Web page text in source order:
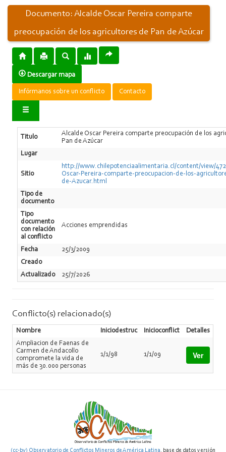
Documento: Alcalde Oscar Pereira comparte
preocupación de los agricultores de Pan de Azúcar
Descargar mapa
Infórmanos sobre un conflicto Contacto
Titulo
Alcalde Oscar Pereira comparte preocupación de los
Pan de Azúcar
Lugar
Sitio
http://www.chilepotenciaalimentaria.cl/content/view/
Oscar-Pereira-comparte-preocupacion-de-los-
de-Azucar.html
Tipo de
documento
Tipo
documento
con relación
al conflicto
Acciones emprendidas
Fecha
25/3/2009
Creado
Actualizado
25/7/2026
Conflicto(s) relacionado(s)
Nombre Iniciodestruc Inicioconflict
Detalles
Ampliacion de Faenas de
Carmen de Andacollo
compromete la vida de
más de 30.000 personas
1/1/98 1/1/09 Ver
(cc-by) Observatorio de Conflictos Mineros de América Latina, base de datos versión